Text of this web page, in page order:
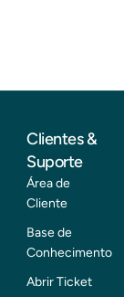
Clientes &
Suporte
Área de
Cliente
Base de
Conhecimento
Abrir Ticket